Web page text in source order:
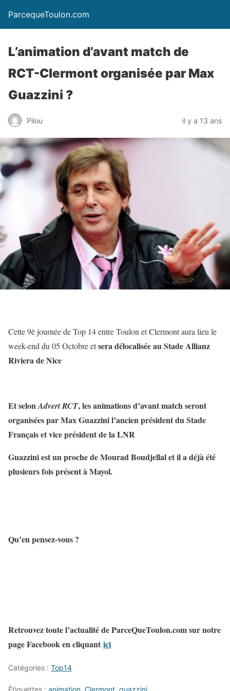
ParcequeToulon.com
L’animation d’avant match de
RCT-Clermont organisée par Max
Guazzini ?
Pilou il y a 13 ans
Cette 9è journée de Top 14 entre Toulon et Clermont aura lieu le
week-end du 05 Octobre etsera délocalisée au Stade Allianz
Riviera de Nice
Et selonAdvert RCT, les animations d’avant match seront
organisées par Max Guazzini l’ancien président du Stade
Français et vice président de la LNR
Guazzini est un proche de Mourad Boudjellal et il a déjà été
plusieurs fois présent à Mayol.
Qu’en pensez-vous ?
Retrouvez toute l’actualité de ParceQueToulon.com sur notre
page Facebook en cliquant ici
Catégories : Top14
Étiquettes : animation Clermont guazzini